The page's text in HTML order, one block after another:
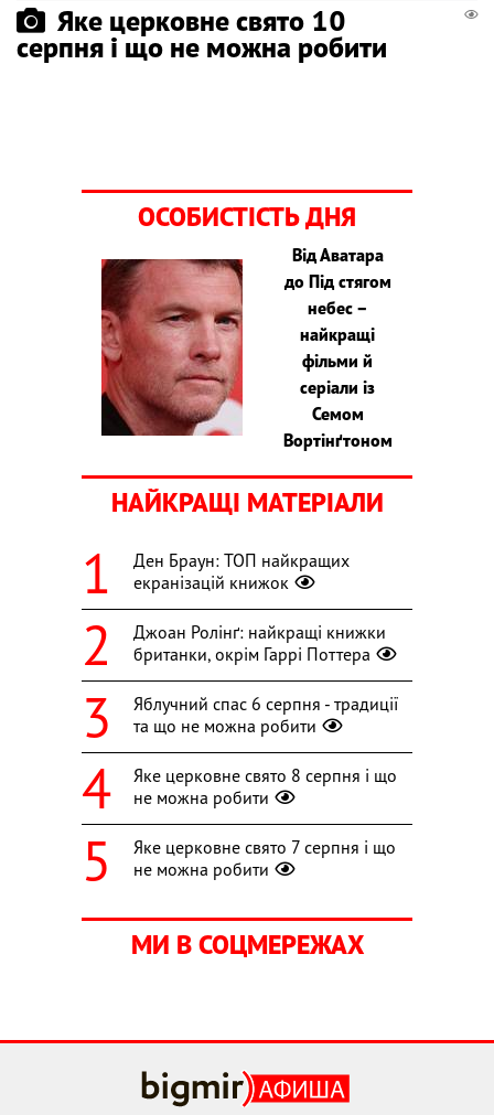
Яке церковне свято 10
серпня і що не можна робити
ОСОБИСТІСТЬ ДНЯ
Від Аватара
до Під стягом
небес –
найкращі
фільми й
серіали із
Семом
Вортінґтоном
НАЙКРАЩІ МАТЕРІАЛИ
Ден Браун: ТОП найкращих
екранізацій книжок
Джоан Ролінґ: найкращі книжки
британки, окрім Гаррі Поттера
Яблучний спас 6 серпня - традиції
та що не можна робити
Яке церковне свято 8 серпня і що
не можна робити
Яке церковне свято 7 серпня і що
не можна робити
МИ В СОЦМЕРЕЖАХ